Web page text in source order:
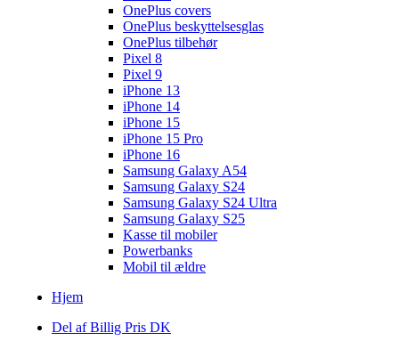
OnePlus covers
OnePlus beskyttelsesglas
OnePlus tilbehør
Pixel 8
Pixel 9
iPhone 13
iPhone 14
iPhone 15
iPhone 15 Pro
iPhone 16
Samsung Galaxy A54
Samsung Galaxy S24
Samsung Galaxy S24 Ultra
Samsung Galaxy S25
Kasse til mobiler
Powerbanks
Mobil til ældre
Hjem
Del af Billig Pris DK